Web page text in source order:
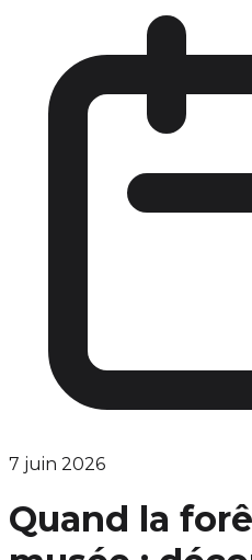
7 juin 2026
Quand la